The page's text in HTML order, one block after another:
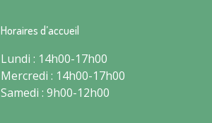
Horaires d’accueil
Lundi : 14h00-17h00
Mercredi : 14h00-17h00
Samedi : 9h00-12h00